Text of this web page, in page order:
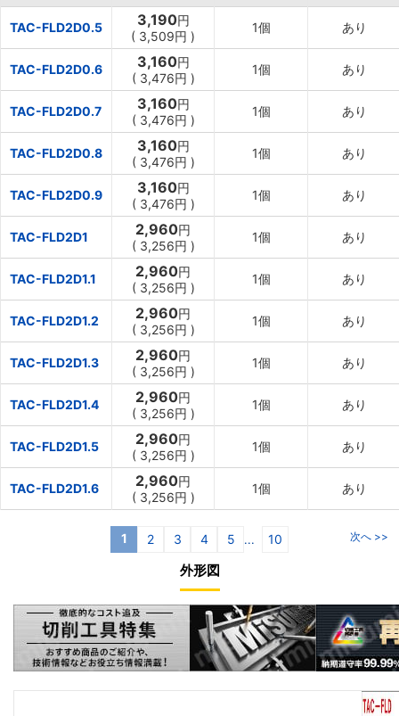
TAC-FLD2D0.5 3,190円
( 3,509円 )
1個 あり
TAC-FLD2D0.6 3,160円
( 3,476円 )
1個 あり
TAC-FLD2D0.7 3,160円
( 3,476円 )
1個 あり
TAC-FLD2D0.8 3,160円
( 3,476円 )
1個 あり
TAC-FLD2D0.9 3,160円
( 3,476円 )
1個 あり
TAC-FLD2D1 2,960円
( 3,256円 )
1個 あり
TAC-FLD2D1.1 2,960円
( 3,256円 )
1個 あり
TAC-FLD2D1.2 2,960円
( 3,256円 )
1個 あり
TAC-FLD2D1.3 2,960円
( 3,256円 )
1個 あり
TAC-FLD2D1.4 2,960円
( 3,256円 )
1個 あり
TAC-FLD2D1.5 2,960円
( 3,256円 )
1個 あり
TAC-FLD2D1.6 2,960円
( 3,256円 )
1個 あり
1 2 3 4 5 ... 10 次へ >>
外形図